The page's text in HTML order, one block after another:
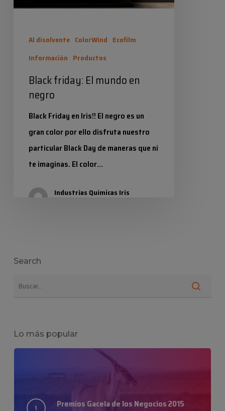
Al disolvente ColorWind Ecofilm
Información Productos
Black friday: El mundo en
negro
Black Friday en Iris!! El negro es un
gran color por ello disfruta nuestro
particular Black Day de maneras que ni
te imaginas. El color…
Industrias Químicas Iris
Search
Lo más popular
Premios Gacela de los Negocios 2015